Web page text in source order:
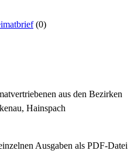
(0)
aus den Bezirken
Hainspach
Ausgaben als PDF-Datei